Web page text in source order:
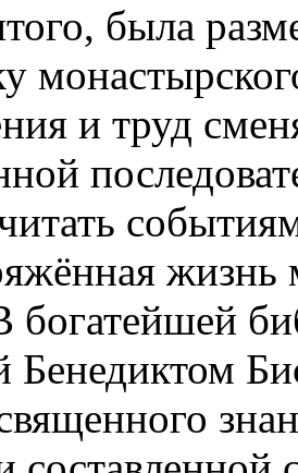
была
и труд
жизнь
богатейшей
Бенедиктом